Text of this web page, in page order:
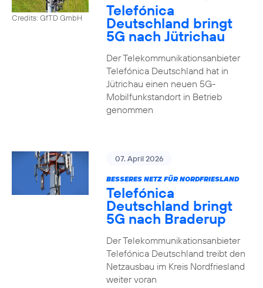
Credits: GfTD GmbH Telefónica
Deutschland bringt
5G nach Jütrichau
Der Telekommunikationsanbieter
Telefónica Deutschland hat in
Jütrichau einen neuen 5G-
Mobilfunkstandort in Betrieb
genommen
07. April 2026
BESSERES NETZ FÜR NORDFRIESLAND
Telefónica
Deutschland bringt
5G nach Braderup
Der Telekommunikationsanbieter
Telefónica Deutschland treibt den
Netzausbau im Kreis Nordfriesland
weiter voran